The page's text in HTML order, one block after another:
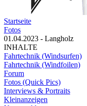
Startseite
Fotos
01.04.2023 - Langholz
INHALTE
Fahrtechnik (Windsurfen)
Fahrtechnik (Windfoilen)
Forum
Fotos (Quick Pics)
Interviews & Portraits
Kleinanzeigen